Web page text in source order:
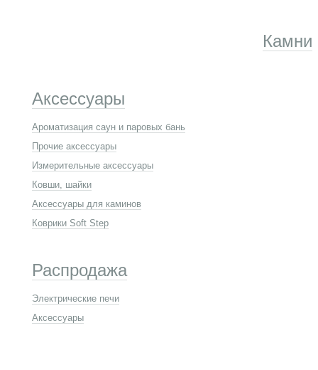
Камни
Аксессуары
Ароматизация саун и паровых бань
Прочие аксессуары
Измерительные аксессуары
Ковши, шайки
Аксессуары для каминов
Коврики Soft Step
Распродажа
Электрические печи
Аксессуары